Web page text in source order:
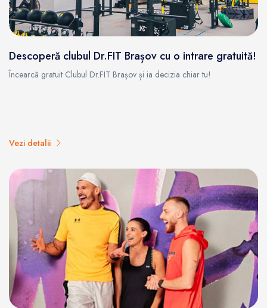
Descoperă clubul Dr.FIT Brașov cu o intrare gratuită!
Încearcă gratuit Clubul Dr.FIT Brașov și ia decizia chiar tu!
Vezi detalii